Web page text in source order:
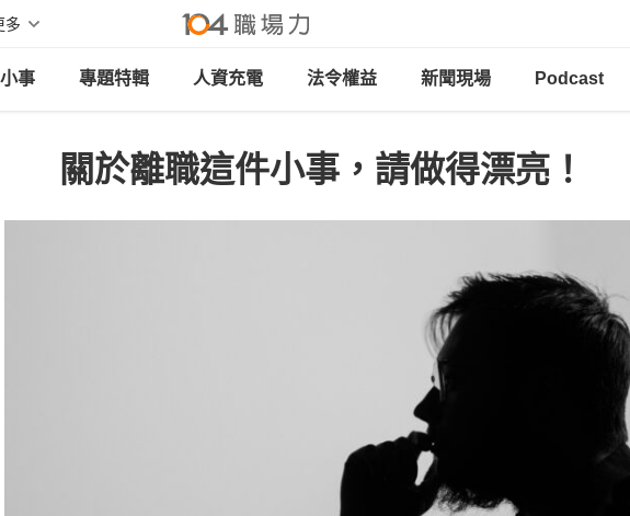
多
事 專題特輯 人資充電 法令權益 新聞現場 Podcast
關於離職這件小事，請做得漂亮！